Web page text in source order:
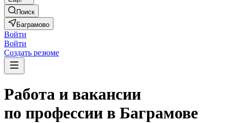
Поиск
Баграмово
Войти
Войти
Создать резюме
Работа и вакансии
по профессии в Баграмове